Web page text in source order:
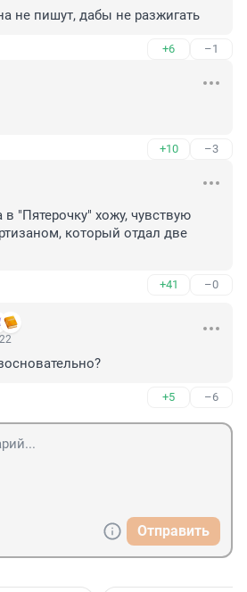
не пишут, дабы не разжигать
+6 –1
+10 –3
"Пятерочку" хожу, чувствую
который отдал две
+41 –0
+5 –6
Отправить